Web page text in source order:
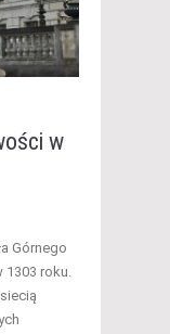
w
Górnego
roku.